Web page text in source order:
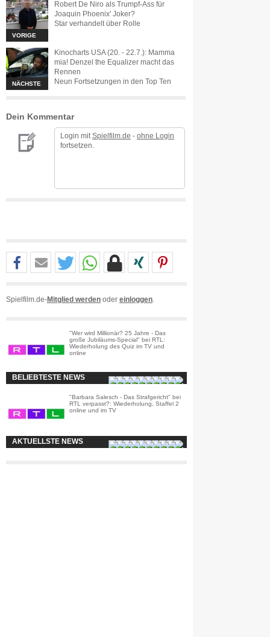
VORIGE
Robert De Niro als Trumpf-Ass für
Joaquin Phoenix' Joker?
Star verhandelt über Rolle
NÄCHSTE
Kinocharts USA (20. - 22.7.): Mamma
mia! Denzel the Equalizer macht das
Rennen
Neun Fortsetzungen in den Top Ten
Dein Kommentar
Login mit Spielfilm.de - ohne Login
fortsetzen.
Spielfilm.de-Mitglied werden oder einloggen
"Wer wird Millionär? 25 Jahre - Das
große Jubiläums-Special" bei RTL:
Wiederholung des Quiz im TV und
online
BELIEBTESTE NEWS
"Barbara Salesch - Das Strafgericht" bei
RTL verpasst?: Wiederholung, Staffel 2
online und im TV
AKTUELLSTE NEWS